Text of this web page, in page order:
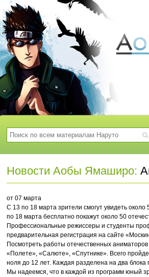
Новости Аобы Ямаширо:
от 07 марта
С 13 по 18 марта зрители смогут увидеть
по 18 марта бесплатно покажут около 50
Профессиональные режиссеры и студенты
предварительная регистрация на сайте
Посмотреть работы отечественных
«Полете», «Салюте», «Спутнике». Всего
ноля до 12 лет. Каждая разделена на два
Мы надеемся, что в каждой из программ юный